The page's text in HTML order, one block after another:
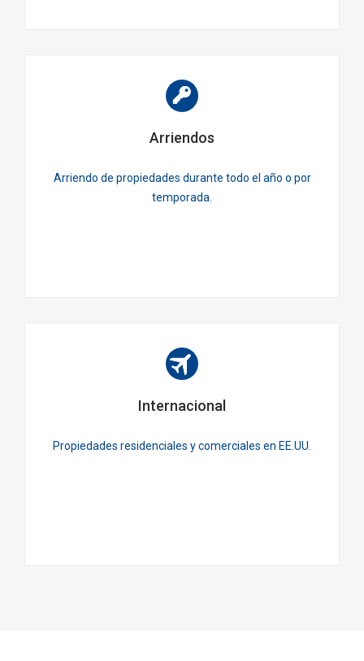
Arriendos
Arriendo de propiedades durante todo el año o por
temporada.
Internacional
Propiedades residenciales y comerciales en EE.UU.